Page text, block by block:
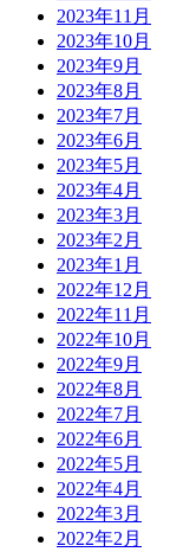
2023年11月
2023年10月
2023年9月
2023年8月
2023年7月
2023年6月
2023年5月
2023年4月
2023年3月
2023年2月
2023年1月
2022年12月
2022年11月
2022年10月
2022年9月
2022年8月
2022年7月
2022年6月
2022年5月
2022年4月
2022年3月
2022年2月